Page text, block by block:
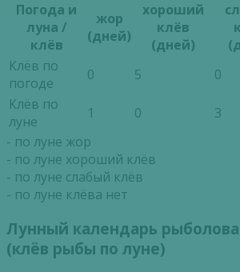
Погода и
луна /
клёв
жор
(дней)
хороший
клёв
(дней)
Клёв по
погоде
0 5 0
Клёв по
луне
1 0 3
- по луне жор
- по луне хороший клёв
- по луне слабый клёв
- по луне клёва нет
Лунный календарь рыболова
(клёв рыбы по луне)